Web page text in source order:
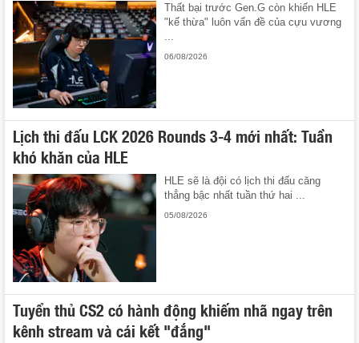
Thất bại trước Gen.G còn khiến HLE
"kế thừa" luôn vấn đề của cựu vương
06/08/2026
Lịch thi đấu LCK 2026 Rounds 3-4 mới nhất: Tuần
khó khăn của HLE
HLE sẽ là đội có lịch thi đấu căng
thẳng bậc nhất tuần thứ hai ...
05/08/2026
Tuyển thủ CS2 có hành động khiếm nhã ngay trên
kênh stream và cái kết "đắng"